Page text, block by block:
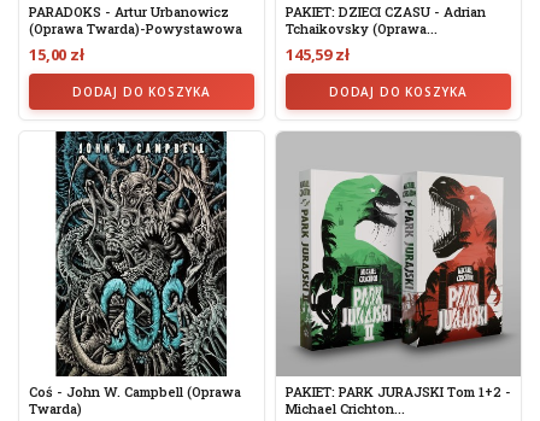
PARADOKS - Artur Urbanowicz
(oprawa Twarda)-Powystawowa
15,00 zł
DODAJ DO KOSZYKA
PAKIET: DZIECI CZASU - Adrian
Tchaikovsky (oprawa...
145,59 zł
DODAJ DO KOSZYKA
Coś - John W. Campbell (oprawa
Twarda)
PAKIET: PARK JURAJSKI Tom 1+2 -
Michael Crichton...